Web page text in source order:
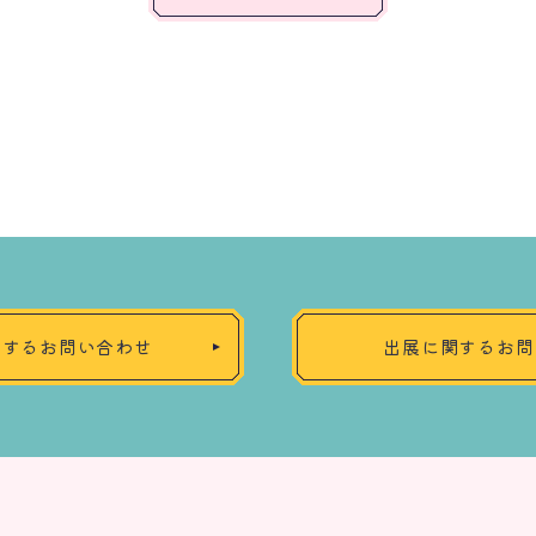
るお問い合わせ 出展に関するお